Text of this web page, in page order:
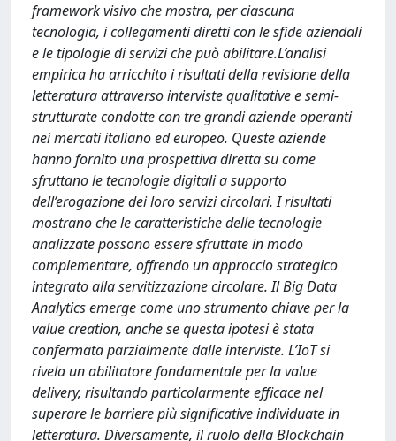
framework visivo che mostra, per ciascuna
tecnologia, i collegamenti diretti con le sfide aziendali
e le tipologie di servizi che può abilitare.L’analisi
empirica ha arricchito i risultati della revisione della
letteratura attraverso interviste qualitative e semi-
strutturate condotte con tre grandi aziende operanti
nei mercati italiano ed europeo. Queste aziende
hanno fornito una prospettiva diretta su come
sfruttano le tecnologie digitali a supporto
dell’erogazione dei loro servizi circolari. I risultati
mostrano che le caratteristiche delle tecnologie
analizzate possono essere sfruttate in modo
complementare, offrendo un approccio strategico
integrato alla servitizzazione circolare. Il Big Data
Analytics emerge come uno strumento chiave per la
value creation, anche se questa ipotesi è stata
confermata parzialmente dalle interviste. L’IoT si
rivela un abilitatore fondamentale per la value
delivery, risultando particolarmente efficace nel
superare le barriere più significative individuate in
letteratura. Diversamente, il ruolo della Blockchain